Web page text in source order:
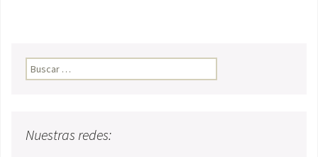
Buscar:
Nuestras redes: